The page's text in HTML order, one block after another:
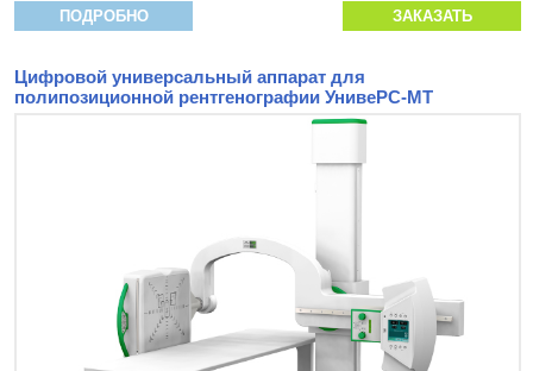
ПОДРОБНО ЗАКАЗАТЬ
Цифровой универсальный аппарат для
полипозиционной рентгенографии УнивеРС-МТ